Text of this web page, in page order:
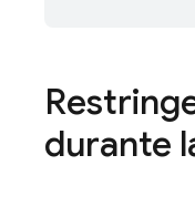
durante